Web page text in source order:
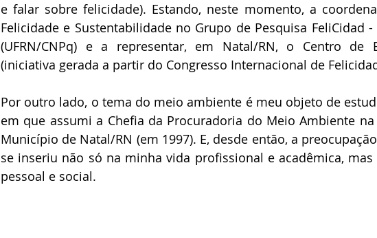
e falar sobre felicidade). Estando, neste momento, a
Felicidade e Sustentabilidade no Grupo de Pesquisa FeliCidad
(UFRN/CNPq) e a representar, em Natal/RN, o Centro de
(iniciativa gerada a partir do Congresso Internacional de
Por outro lado, o tema do meio ambiente é meu objeto de
em que assumi a Chefia da Procuradoria do Meio Ambiente
Município de Natal/RN (em 1997). E, desde então, a
se inseriu não só na minha vida profissional e acadêmica,
pessoal e social.